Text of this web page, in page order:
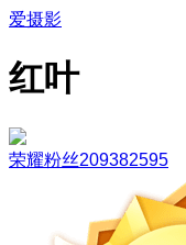
爱摄影
红叶
荣耀粉丝209382595